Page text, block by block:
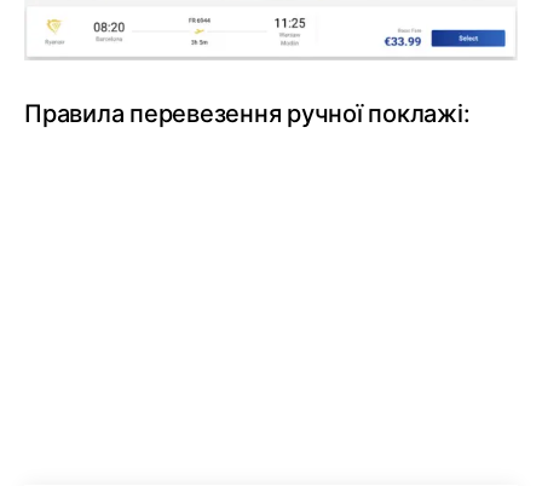
Правила перевезення ручної поклажі: